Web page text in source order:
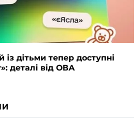
із дітьми тепер доступні
деталі від ОВА